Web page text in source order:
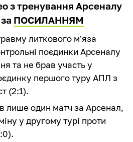
з тренування Арсеналу
ПОСИЛАННЯМ
литкового м'яза
поєдинки Арсеналу
та не брав участь у
першого туру АПЛ з
(2:1).
лише один матч за Арсенал,
у другому турі проти